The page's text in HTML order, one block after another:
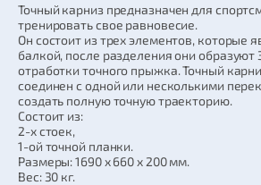
Точный карниз предназначен для
тренировать свое равновесие.
Он состоит из трех элементов, которые
балкой, после разделения они образуют
отработки точного прыжка. Точный
соединен с одной или несколькими
создать полную точную траекторию.
Состоит из:
2-x стоек,
1-ой точной планки.
Размеры: 1690 x 660 x 200 мм.
Вес: 30 кг.